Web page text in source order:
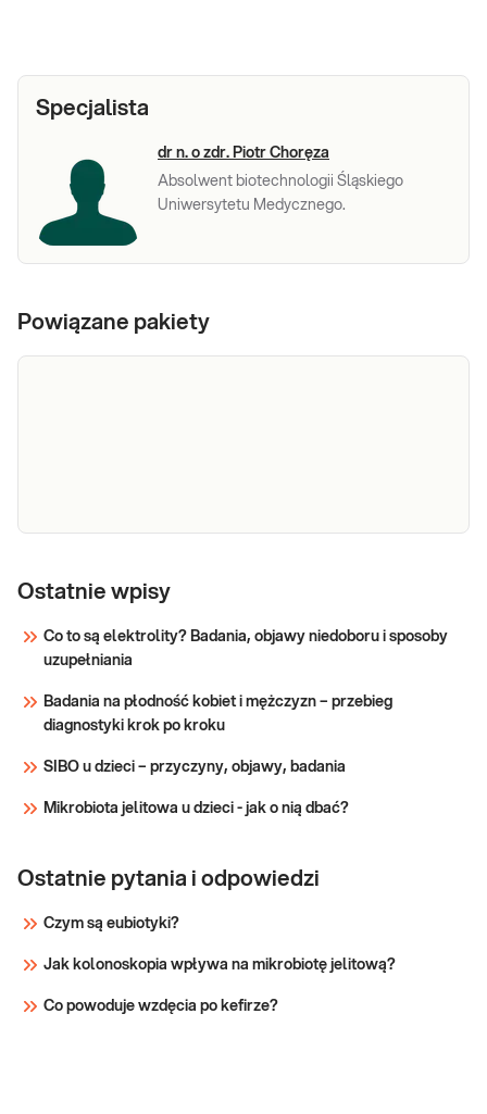
Specjalista
dr n. o zdr. Piotr Choręza
Absolwent biotechnologii Śląskiego
Uniwersytetu Medycznego.
Powiązane pakiety
na
przyjaznym dzieciom –
zaburzeń gospodarki węglowodanowej
m.in. insulinooporno
Ostatnie wpisy
Co to są elektrolity? Badania, objawy niedoboru i sposoby
uzupełniania
Badania na płodność kobiet i mężczyzn – przebieg
diagnostyki krok po kroku
SIBO u dzieci – przyczyny, objawy, badania
Mikrobiota jelitowa u dzieci - jak o nią dbać?
Ostatnie pytania i odpowiedzi
Czym są eubiotyki?
Jak kolonoskopia wpływa na mikrobiotę jelitową?
Co powoduje wzdęcia po kefirze?